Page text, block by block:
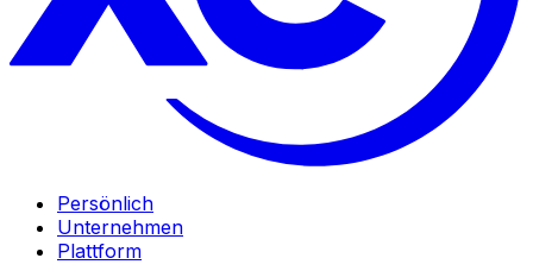
Persönlich
Unternehmen
Plattform